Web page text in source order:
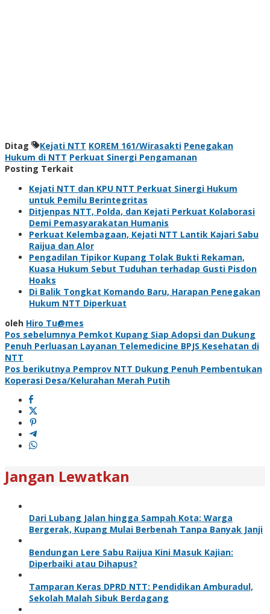
Ditag Kejati NTT KOREM 161/Wirasakti Penegakan
Hukum di NTT Perkuat Sinergi Pengamanan
Posting Terkait
Kejati NTT dan KPU NTT Perkuat Sinergi Hukum
untuk Pemilu Berintegritas
Ditjenpas NTT, Polda, dan Kejati Perkuat Kolaborasi
Demi Pemasyarakatan Humanis
Perkuat Kelembagaan, Kejati NTT Lantik Kajari Sabu
Raijua dan Alor
Pengadilan Tipikor Kupang Tolak Bukti Rekaman,
Kuasa Hukum Sebut Tuduhan terhadap Gusti Pisdon
Hoaks
Di Balik Tongkat Komando Baru, Harapan Penegakan
Hukum NTT Diperkuat
oleh Hiro Tu@mes
Navigasi
pos
Pos sebelumnya Pemkot Kupang Siap Adopsi dan Dukung
Penuh Perluasan Layanan Telemedicine BPJS Kesehatan di
NTT
Pos berikutnya Pemprov NTT Dukung Penuh Pembentukan
Koperasi Desa/Kelurahan Merah Putih
Jangan Lewatkan
Dari Lubang Jalan hingga Sampah Kota: Warga
Bergerak, Kupang Mulai Berbenah Tanpa Banyak Janji
Bendungan Lere Sabu Raijua Kini Masuk Kajian:
Diperbaiki atau Dihapus?
Tamparan Keras DPRD NTT: Pendidikan Amburadul,
Sekolah Malah Sibuk Berdagang